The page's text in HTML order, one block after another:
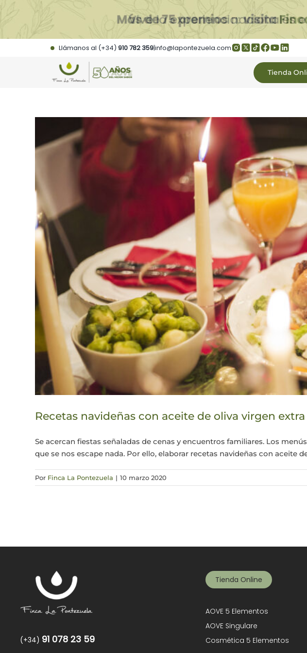
Saltar
Llámanos al (+34) 910 782 359|info@lapontezuela.com
Tienda
Recetas navideñas con aceite de oliva virgen extra
Se acercan fiestas señaladas de cenas y encuentros familiares. Los
que se nos escape nada. Por ello, elaborar recetas navideñas con aceite
Por Finca La Pontezuela | 10 marzo 2020
(+34) 91 078 23 59
Tienda Online
AOVE 5 Elementos
AOVE Singulare
Cosmética 5 Elementos